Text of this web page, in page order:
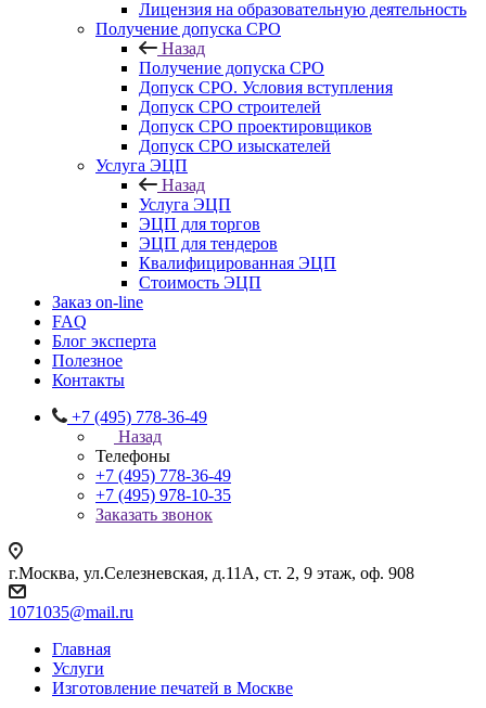
Лицензия на образовательную деятельность
Получение допуска СРО
Назад
Получение допуска СРО
Допуск СРО. Условия вступления
Допуск СРО строителей
Допуск СРО проектировщиков
Допуск СРО изыскателей
Услуга ЭЦП
Назад
Услуга ЭЦП
ЭЦП для торгов
ЭЦП для тендеров
Квалифицированная ЭЦП
Стоимость ЭЦП
Заказ on-line
FAQ
Блог эксперта
Полезное
Контакты
+7 (495) 778-36-49
Назад
Телефоны
+7 (495) 778-36-49
+7 (495) 978-10-35
Заказать звонок
г.Москва, ул.Селезневская, д.11А, ст. 2, 9 этаж, оф. 908
1071035@mail.ru
Главная
Услуги
Изготовление печатей в Москве